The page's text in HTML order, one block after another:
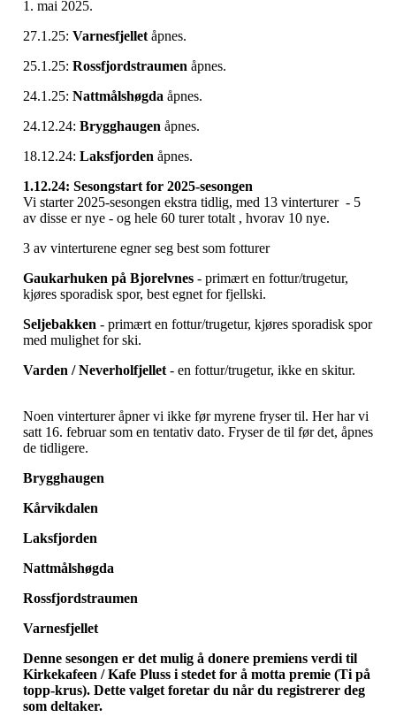
1. mai 2025.
27.1.25: Varnesfjellet åpnes.
25.1.25: Rossfjordstraumen åpnes.
24.1.25: Nattmålshøgda åpnes.
24.12.24: Brygghaugen åpnes.
18.12.24: Laksfjorden åpnes.
1.12.24: Sesongstart for 2025-sesongen
Vi starter 2025-sesongen ekstra tidlig, med 13 vinterturer - 5
av disse er nye - og hele 60 turer totalt , hvorav 10 nye.
3 av vinterturene egner seg best som fotturer
Gaukarhuken på Bjorelvnes - primært en fottur/trugetur,
kjøres sporadisk spor, best egnet for fjellski.
Seljebakken - primært en fottur/trugetur, kjøres sporadisk spor
med mulighet for ski.
Varden / Neverholfjellet - en fottur/trugetur, ikke en skitur.
Noen vinterturer åpner vi ikke før myrene fryser til. Her har vi
satt 16. februar som en tentativ dato. Fryser de til før det, åpnes
de tidligere.
Brygghaugen
Kårvikdalen
Laksfjorden
Nattmålshøgda
Rossfjordstraumen
Varnesfjellet
Denne sesongen er det mulig å donere premiens verdi til
Kirkekafeen / Kafe Pluss i stedet for å motta premie (Ti på
topp-krus). Dette valget foretar du når du registrerer deg
som deltaker.